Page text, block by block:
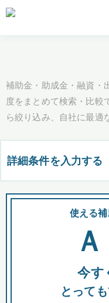
補助金・助成金・融資・
度をまとめて検索・比較
ら絞り込み、自社に最適
詳細条件を入力する
都道府県
全国の検索結果
助成金
使える
今す
とって